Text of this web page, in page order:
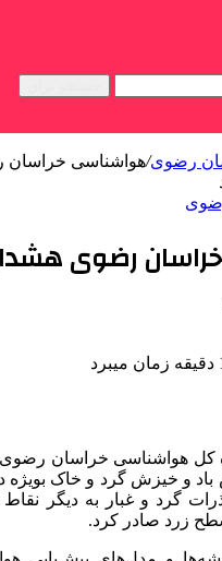
رضوی/هواشناسی خراسان
رضوی
کل هواشناسی خراسان
و خیزش گرد و خاک بویژه
گرد و غبار به دیگر
زرد صادر کرد.